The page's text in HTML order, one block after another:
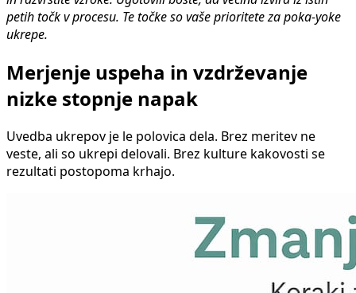
petih točk v procesu. Te točke so vaše prioritete za poka-yoke
ukrepe.
Merjenje uspeha in vzdrževanje
nizke stopnje napak
Uvedba ukrepov je le polovica dela. Brez meritev ne
veste, ali so ukrepi delovali. Brez kulture kakovosti se
rezultati postopoma krhajo.